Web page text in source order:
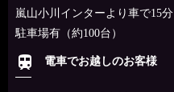
嵐山小川インターより車で15分
駐車場有（約100台）
train 電車でお越しのお客様